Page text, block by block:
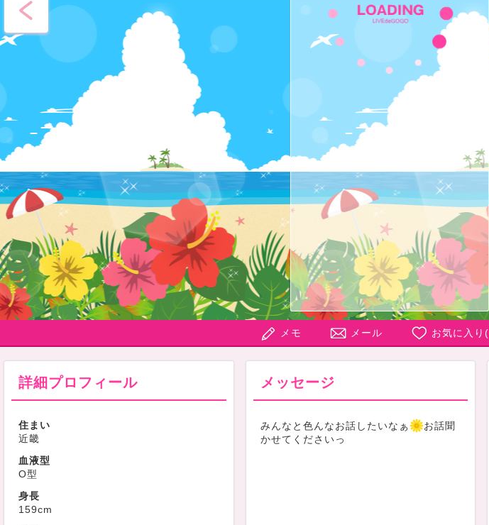
メモ メール お気に入り(
詳細プロフィール
住まい
近畿
血液型
O型
身長
159cm
メッセージ
みんなと色んなお話したいなぁ
お話聞
かせてくださいっ